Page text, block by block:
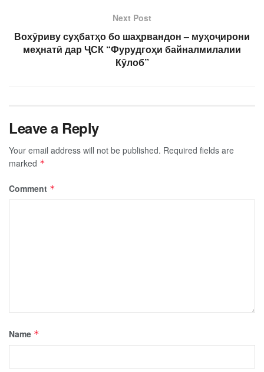
Next Post
Вохӯриву суҳбатҳо бо шаҳрвандон – муҳоҷирони
меҳнатӣ дар ҶСК “Фурудгоҳи байналмилалии
Кӯлоб”
Leave a Reply
Your email address will not be published. Required fields are
marked *
Comment *
Name *